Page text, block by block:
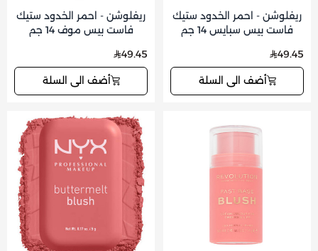
ريفلوشن - احمر الخدود ستيك
فاست بيس سبايس 14 جم
49.45
أضف الى السلة
ريفلوشن - احمر الخدود ستيك
فاست بيس موف 14 جم
49.45
أضف الى السلة